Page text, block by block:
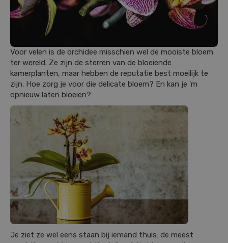
Voor velen is de orchidee misschien wel de mooiste bloem
ter wereld. Ze zijn de sterren van de bloeiende
kamerplanten, maar hebben de reputatie best moeilijk te
zijn. Hoe zorg je voor die delicate bloem? En kan je 'm
opnieuw laten bloeien?
Je ziet ze wel eens staan bij iemand thuis: de meest